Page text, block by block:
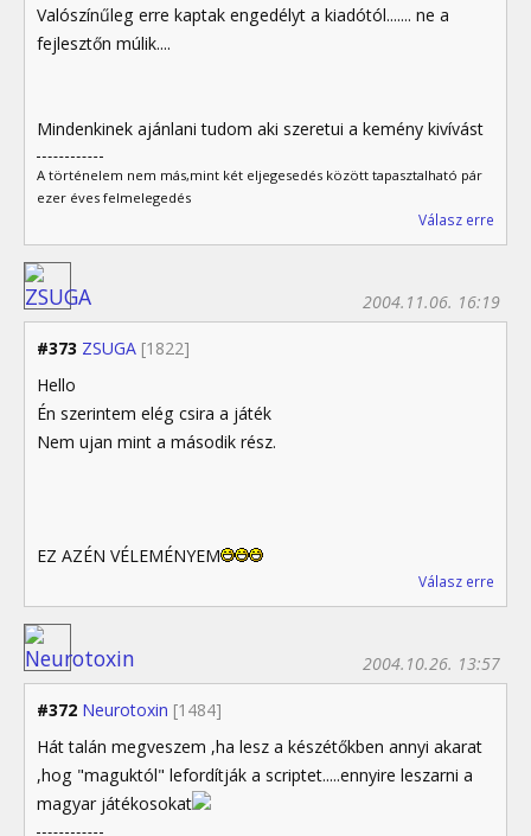
Valószínűleg erre kaptak engedélyt a kiadótól....... ne a
fejlesztőn múlik....
Mindenkinek ajánlani tudom aki szeretui a kemény kivívást
A történelem nem más,mint két eljegesedés között tapasztalható pár
ezer éves felmelegedés
Válasz erre
#373 ZSUGA [1822]
2004.11.06. 16:19
Hello
Én szerintem elég csira a játék
Nem ujan mint a második rész.
EZ AZÉN VÉLEMÉNYEM
Válasz erre
#372 Neurotoxin [1484]
2004.10.26. 13:57
Hát talán megveszem ,ha lesz a készétőkben annyi akarat
,hog "maguktól" lefordítják a scriptet.....ennyire leszarni a
magyar játékosokat